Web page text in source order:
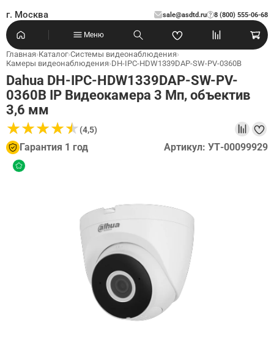
г. Москва sale@asdtd.ru 8 (800) 555-06-68
?
Меню
Главная›Каталог›Системы видеонаблюдения›
Камеры видеонаблюдения›DH-IPC-HDW1339DAP-SW-PV-0360B
Dahua DH-IPC-HDW1339DAP-SW-PV-
0360B IP Видеокамера 3 Мп, объектив
3,6 мм
★★★★★
★★★★★(4,5)
Гарантия 1 год Артикул: УТ-00099929